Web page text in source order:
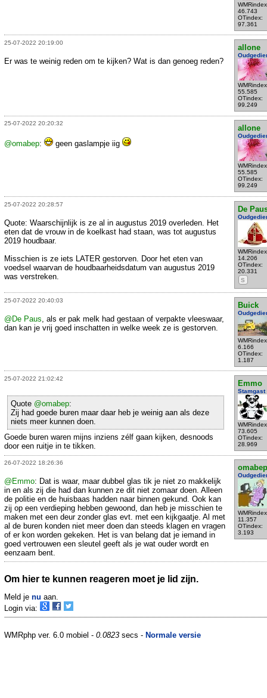
46.743
OTindex:
97.361
25-07-2022 20:19:00
allone
55.585
OTindex:
99.249
Er was te weinig reden om te kijken? Wat is dan genoeg reden?
25-07-2022 20:20:32
allone
55.585
OTindex:
99.249
@omabep: geen gaslampje iig
25-07-2022 20:28:57
De
14.206
OTindex:
20.331
S
Quote: Waarschijnlijk is ze al in augustus 2019 overleden. Het
eten dat de vrouw in de koelkast had staan, was tot augustus
2019 houdbaar.
Misschien is ze iets LATER gestorven. Door het eten van
voedsel waarvan de houdbaarheidsdatum van augustus 2019
was verstreken.
25-07-2022 20:40:03
Buick
6.166
OTindex:
1.187
@De Paus , als er pak melk had gestaan of verpakte vleeswaar,
dan kan je vrij goed inschatten in welke week ze is gestorven.
25-07-2022 21:02:42
Emmo
Stamgast
73.605
OTindex:
28.969
Quote @omabep:
Zij had goede buren maar daar heb je weinig aan als deze
niets meer kunnen doen.
Goede buren waren mijns inziens zélf gaan kijken, desnoods
door een ruitje in te tikken.
26-07-2022 18:26:36
omabep
11.357
OTindex:
3.193
@Emmo: Dat is waar, maar dubbel glas tik je niet zo makkelijk
in en als zij die had dan kunnen ze dit niet zomaar doen. Alleen
de politie en de huisbaas hadden naar binnen gekund. Ook kan
zij op een verdieping hebben gewoond, dan heb je misschien te
maken met een deur zonder glas evt. met een kijkgaatje. Al met
al de buren konden niet meer doen dan steeds klagen en vragen
of er kon worden gekeken. Het is van belang dat je iemand in
goed vertrouwen een sleutel geeft als je wat ouder wordt en
eenzaam bent.
Om hier te kunnen reageren moet je lid zijn.
Meld je nu aan.
Login via:
WMRphp ver. 6.0 mobiel - 0.0823 secs - Normale versie